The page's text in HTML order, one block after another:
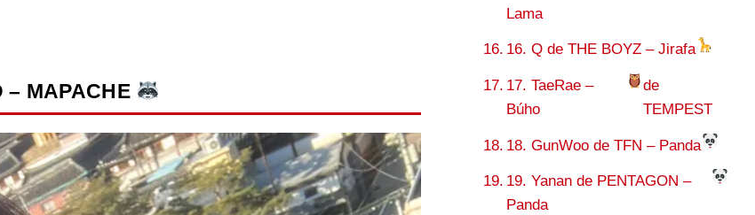
– MAPACHE
Lama
16. Q de THE BOYZ – Jirafa
17. TaeRae –
Búho
de
TEMPEST
18. GunWoo de TFN – Panda
19. Yanan de PENTAGON –
Panda